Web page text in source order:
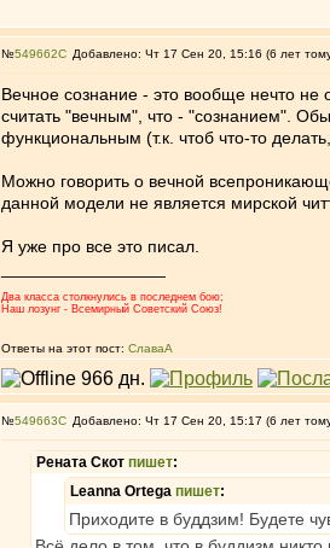
№549662 Добавлено: Чт 17 Сен 20, 15:16 (6 лет
Вечное сознание - это вообще нечто не
считать "вечным", что - "сознанием".
функциональным (т.к. чтоб что-то
Можно говорить о вечной
данной модели не является мирской
Я уже про все это писал.
Два класса столкнулись в последнем бою;
Наш лозунг - Всемирный Советский Союз!
Ответы на этот пост: СлаваА
№549663 Добавлено: Чт 17 Сен 20, 15:17 (6 лет
Рената Скот пишет:
Leanna Ortega пишет:
Приходите в буддзим! Будете